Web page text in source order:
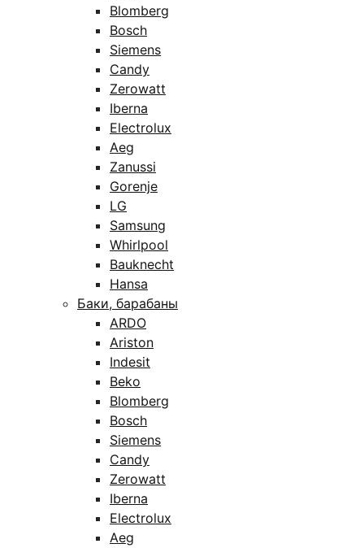
Blomberg
Bosch
Siemens
Candy
Zerowatt
Iberna
Electrolux
Aeg
Zanussi
Gorenje
LG
Samsung
Whirlpool
Bauknecht
Hansa
Баки, барабаны
ARDO
Ariston
Indesit
Beko
Blomberg
Bosch
Siemens
Candy
Zerowatt
Iberna
Electrolux
Aeg